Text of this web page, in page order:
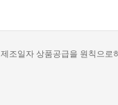
조일자 상품공급을 원칙으로